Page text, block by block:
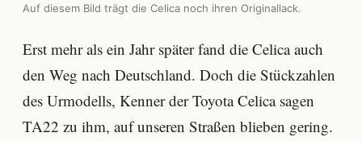
Auf diesem Bild trägt die Celica noch ihren Originallack.
Erst mehr als ein Jahr später fand die Celica auch
den Weg nach Deutschland. Doch die Stückzahlen
des Urmodells, Kenner der Toyota Celica sagen
TA22 zu ihm, auf unseren Straßen blieben gering.